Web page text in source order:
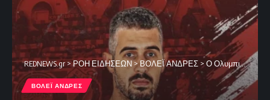
REDNEWS.gr>ΡΟΗ ΕΙΔΗΣΕΩΝ >ΒΟΛΕΪ ΑΝΔΡΕΣ > Ο Ολυμπιακός έκανε το «μπαμ» με Μπαρανόβιτς
ΒΟΛΕΪ ΑΝΔΡΕΣ